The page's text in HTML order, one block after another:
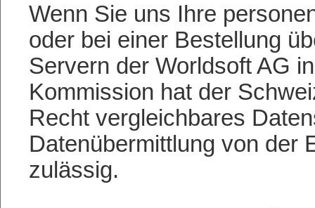
Wenn Sie uns Ihre
oder bei einer Bestellung
Servern der Worldsoft AG
Kommission hat der
Recht vergleichbares
Datenübermittlung von der
zulässig.